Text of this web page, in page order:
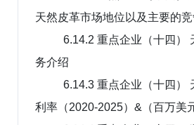
天然皮革市场地位以及主要的
6.14.2 重点企业（十四）
务介绍
6.14.3 重点企业（十四）
利率（2020-2025）&（百万美